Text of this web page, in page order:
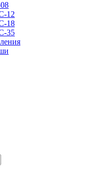
12
18
35